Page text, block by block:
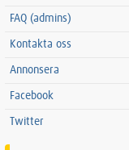
FAQ (admins)
Kontakta oss
Annonsera
Facebook
Twitter